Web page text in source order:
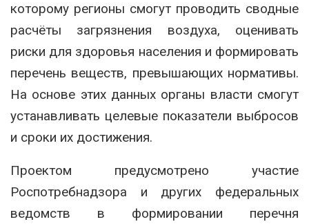
которому регионы смогут проводить сводные
расчёты загрязнения воздуха, оценивать
риски для здоровья населения и формировать
перечень веществ, превышающих нормативы.
На основе этих данных органы власти смогут
устанавливать целевые показатели выбросов
и сроки их достижения.
Проектом предусмотрено участие
Роспотребнадзора и других федеральных
ведомств в формировании перечня